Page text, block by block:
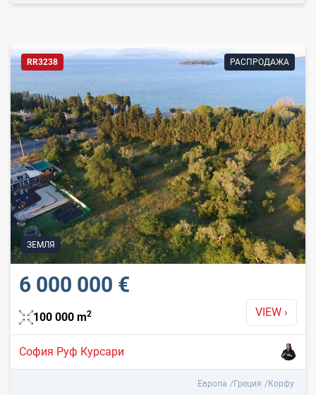
VIEW ›
6 000 000 €
100 000 m2
София Руф Курсари
Европа Греция Корфу
RR3238 РАСПРОДАЖА
ЗЕМЛЯ